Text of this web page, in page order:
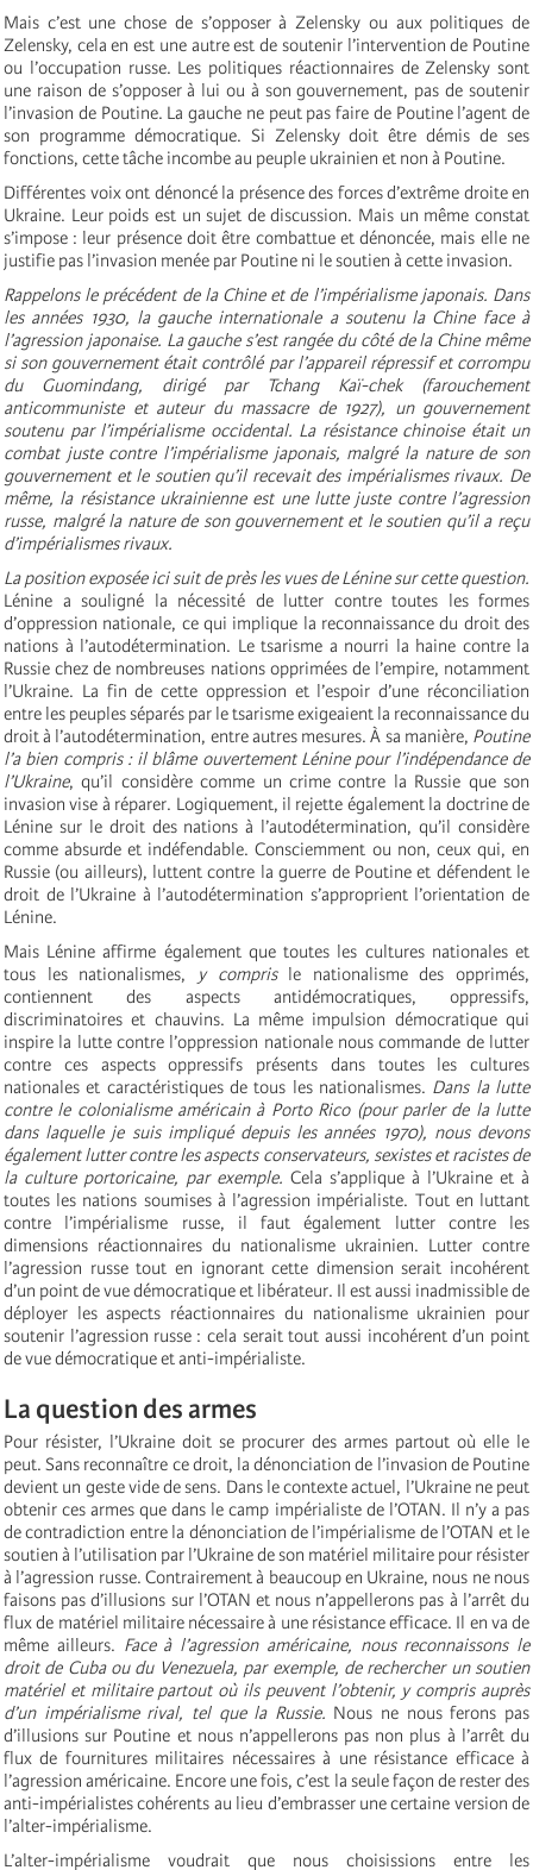
Mais c’est une chose de s’opposer à Zelensky ou aux politiques de
Zelensky, cela en est une autre est de soutenir l’intervention de Poutine
ou l’occupation russe. Les politiques réactionnaires de Zelensky sont
une raison de s’opposer à lui ou à son gouvernement, pas de soutenir
l’invasion de Poutine. La gauche ne peut pas faire de Poutine l’agent de
son programme démocratique. Si Zelensky doit être démis de ses
fonctions, cette tâche incombe au peuple ukrainien et non à Poutine.
Différentes voix ont dénoncé la présence des forces d’extrême droite en
Ukraine. Leur poids est un sujet de discussion. Mais un même constat
s’impose : leur présence doit être combattue et dénoncée, mais elle ne
justifie pas l’invasion menée par Poutine ni le soutien à cette invasion.
Rappelons le précédent de la Chine et de l’impérialisme japonais. Dans
les années 1930, la gauche internationale a soutenu la Chine face à
l’agression japonaise. La gauche s’est rangée du côté de la Chine même
si son gouvernement était contrôlé par l’appareil répressif et corrompu
du Guomindang, dirigé par Tchang Kaï-chek (farouchement
anticommuniste et auteur du massacre de 1927), un gouvernement
soutenu par l’impérialisme occidental. La résistance chinoise était un
combat juste contre l’impérialisme japonais, malgré la nature de son
gouvernement et le soutien qu’il recevait des impérialismes rivaux. De
même, la résistance ukrainienne est une lutte juste contre l’agression
russe, malgré la nature de son gouvernement et le soutien qu’il a reçu
d’impérialismes rivaux.
La position exposée ici suit de près les vues de Lénine sur cette question.
Lénine a souligné la nécessité de lutter contre toutes les formes
d’oppression nationale, ce qui implique la reconnaissance du droit des
nations à l’autodétermination. Le tsarisme a nourri la haine contre la
Russie chez de nombreuses nations opprimées de l’empire, notamment
l’Ukraine. La fin de cette oppression et l’espoir d’une réconciliation
entre les peuples séparés par le tsarisme exigeaient la reconnaissance du
droit à l’autodétermination, entre autres mesures. À sa manière, Poutine
l’a bien compris : il blâme ouvertement Lénine pour l’indépendance de
l’Ukraine, qu’il considère comme un crime contre la Russie que son
invasion vise à réparer. Logiquement, il rejette également la doctrine de
Lénine sur le droit des nations à l’autodétermination, qu’il considère
comme absurde et indéfendable. Consciemment ou non, ceux qui, en
Russie (ou ailleurs), luttent contre la guerre de Poutine et défendent le
droit de l’Ukraine à l’autodétermination s’approprient l’orientation de
Lénine.
Mais Lénine affirme également que toutes les cultures nationales et
tous les nationalismes,
y comprisle nationalisme des opprimés,
contiennent des aspects antidémocratiques, oppressifs,
discriminatoires et chauvins. La même impulsion démocratique qui
inspire la lutte contre l’oppression nationale nous commande de lutter
contre ces aspects oppressifs présents dans toutes les cultures
nationales et caractéristiques de tous les nationalismes. Dans la lutte
contre le colonialisme américain à Porto Rico (pour parler de la lutte
dans laquelle je suis impliqué depuis les années 1970), nous devons
également lutter contre les aspects conservateurs, sexistes et racistes de
la culture portoricaine, par exemple. Cela s’applique à l’Ukraine et à
toutes les nations soumises à l’agression impérialiste. Tout en luttant
contre l’impérialisme russe, il faut également lutter contre les
dimensions réactionnaires du nationalisme ukrainien. Lutter contre
l’agression russe tout en ignorant cette dimension serait incohérent
d’un point de vue démocratique et libérateur. Il est aussi inadmissible de
déployer les aspects réactionnaires du nationalisme ukrainien pour
soutenir l’agression russe : cela serait tout aussi incohérent d’un point
de vue démocratique et anti-impérialiste.
La question des armes
Pour résister, l’Ukraine doit se procurer des armes partout où elle le
peut. Sans reconnaître ce droit, la dénonciation de l’invasion de Poutine
devient un geste vide de sens. Dans le contexte actuel, l’Ukraine ne peut
obtenir ces armes que dans le camp impérialiste de l’OTAN. Il n’y a pas
de contradiction entre la dénonciation de l’impérialisme de l’OTAN et le
soutien à l’utilisation par l’Ukraine de son matériel militaire pour résister
à l’agression russe. Contrairement à beaucoup en Ukraine, nous ne nous
faisons pas d’illusions sur l’OTAN et nous n’appellerons pas à l’arrêt du
flux de matériel militaire nécessaire à une résistance efficace. Il en va de
même ailleurs. Face à l’agression américaine, nous reconnaissons le
droit de Cuba ou du Venezuela, par exemple, de rechercher un soutien
matériel et militaire partout où ils peuvent l’obtenir, y compris auprès
d’un impérialisme rival, tel que la Russie. Nous ne nous ferons pas
d’illusions sur Poutine et nous n’appellerons pas non plus à l’arrêt du
flux de fournitures militaires nécessaires à une résistance efficace à
l’agression américaine. Encore une fois, c’est la seule façon de rester des
anti-impérialistes cohérents au lieu d’embrasser une certaine version de
l’alter-impérialisme.
L’alter-impérialisme voudrait que nous choisissions entre les